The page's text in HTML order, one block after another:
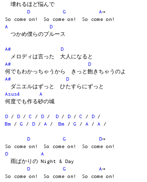
壊れるほど悩んで
D
G A→
So come on! So come on! So come on!
A
D
つかめ僕らのブルース
A#
D
メロディは言った 大人になると
A#
D
何でもわかっちゃうから きっと飽きちゃうのよ
A#
D
ダニエルはずっと ひたすらにずっと
Asus4
A
何度でも作る砂の城
D / D / C / D / D / D / C / D /
Bm / G / D / A / Bm / G / A / A /
D G D→
So come on! So come on! So come on!
D
A
雨ばかりの Night & Day
D
G A→
So come on! So come on! So come on!